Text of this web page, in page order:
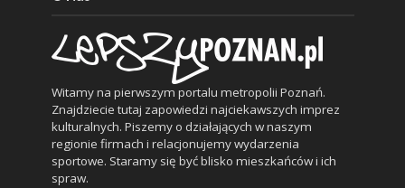
Witamy na pierwszym portalu metropolii Poznań.
Znajdziecie tutaj zapowiedzi najciekawszych imprez
kulturalnych. Piszemy o działających w naszym
regionie firmach i relacjonujemy wydarzenia
sportowe. Staramy się być blisko mieszkańców i ich
spraw.